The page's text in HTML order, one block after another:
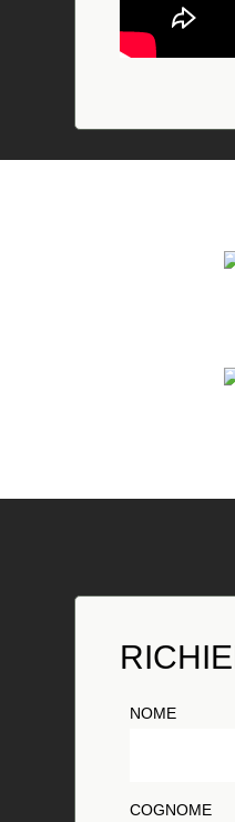
NOME
COGNOME